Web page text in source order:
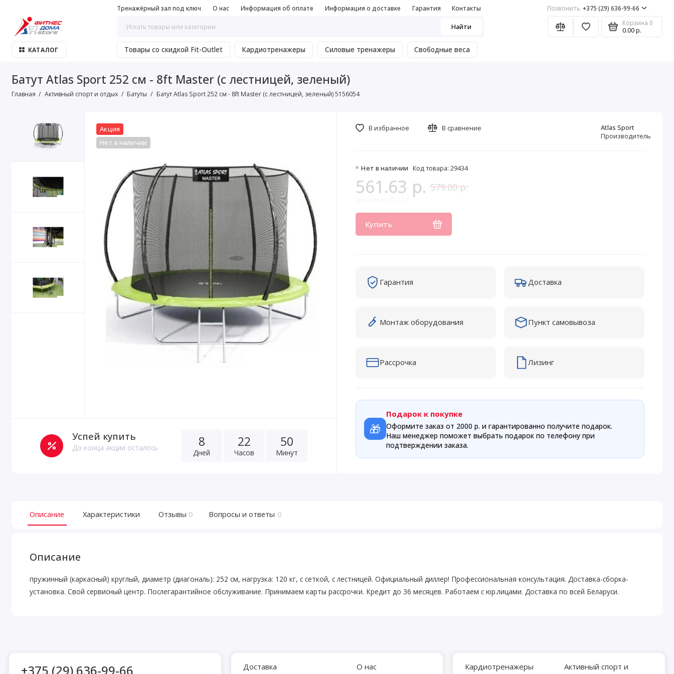
Тренажёрный зал под ключ О нас Информация об оплате Информация о доставке Гарантия Контакты Позвонить +375 (29) 636-99-66
Найти Корзина 0
0.00 р.
КАТАЛОГ Товары со скидкой Fit-Outlet Кардиотренажеры Силовые тренажеры Свободные веса
Батут Atlas Sport 252 см - 8ft Master (с лестницей, зеленый)
Главная Активный спорт и отдых Батуты Батут Atlas Sport 252 см - 8ft Master (с лестницей, зеленый) 5156054
Акция
Нет в наличии
Успей купить
До конца акции осталось 8
Дней
22
Часов
50
Минут
Нет в наличии Код товара: 29434
Atlas Sport
Производитель
561.63 р. 579.00 р.
Купить
В избранное В сравнение
Гарантия Доставка
Монтаж оборудования Пункт самовывоза
Рассрочка Лизинг
🎁
Подарок к покупке
Оформите заказ от 2000 р. и гарантированно получите подарок.
Наш менеджер поможет выбрать подарок по телефону при
подтверждении заказа.
Описание Характеристики Отзывы 0 Вопросы и ответы 0
Описание
пружинный (каркасный) круглый, диаметр (диагональ): 252 см, нагрузка: 120 кг, с сеткой, с лестницей. Официальный диллер! Профессиональная консультация. Доставка-сборка-
установка. Свой сервисный центр. Послегарантийное обслуживание. Принимаем карты рассрочки. Кредит до 36 месяцев. Работаем с юр.лицами. Доставка по всей Беларуси.
+375 (29) 636-99-66
Доставка
О нас
Кардиотренажеры
Активный спорт и